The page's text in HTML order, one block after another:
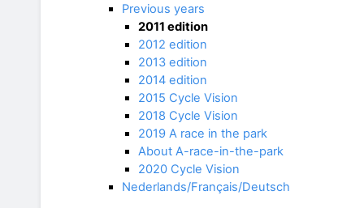
Previous years
2011 edition
2012 edition
2013 edition
2014 edition
2015 Cycle Vision
2018 Cycle Vision
2019 A race in the park
About A-race-in-the-park
2020 Cycle Vision
Nederlands/Français/Deutsch